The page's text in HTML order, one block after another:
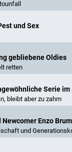
und Sex
gebliebene Oldies
retten
Serie
bleibt aber zu zahm
Enzo
und